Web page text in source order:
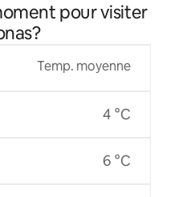
pour visiter
Temp. moyenne
4 °C
6 °C